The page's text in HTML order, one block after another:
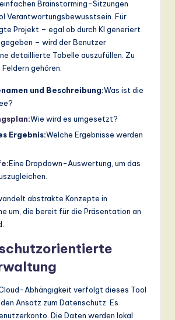
Brainstorming-Sitzungen
Verantwortungsbewusstsein. Für
Projekt – egal ob durch KI generiert
– wird der Benutzer
detaillierte Tabelle auszufüllen. Zu
gehören:
und Beschreibung:Was ist die
:Wie wird es umgesetzt?
Ergebnis:Welche Ergebnisse werden
:Eine Dropdown-Auswertung, um das
abstrakte Konzepte in
um, die bereit für die Präsentation an
Abhängigkeit verfolgt dieses Tool
Ansatz zum Datenschutz. Es
Die Daten werden lokal